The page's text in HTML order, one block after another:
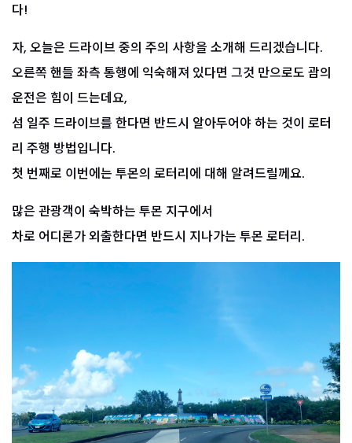
다!
자, 오늘은 드라이브 중의 주의 사항을 소개해 드리겠습니다.
오른쪽 핸들 좌측 통행에 익숙해져 있다면 그것 만으로도 괌의
운전은 힘이 드는데요,
섬 일주 드라이브를 한다면 반드시 알아두어야 하는 것이 로터
리 주행 방법입니다.
첫 번째로 이번에는 투몬의 로터리에 대해 알려드릴께요.
많은 관광객이 숙박하는 투몬 지구에서
차로 어디론가 외출한다면 반드시 지나가는 투몬 로터리.